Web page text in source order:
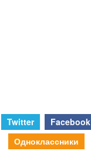
Twitter Facebook
Одноклассники